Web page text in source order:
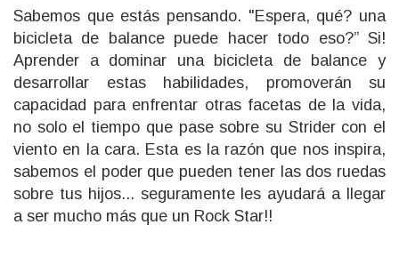
Sabemos que estás pensando. "Espera, qué? una
bicicleta de balance puede hacer todo eso?” Si!
Aprender a dominar una bicicleta de balance y
desarrollar estas habilidades, promoverán su
capacidad para enfrentar otras facetas de la vida,
no solo el tiempo que pase sobre su Strider con el
viento en la cara. Esta es la razón que nos inspira,
sabemos el poder que pueden tener las dos ruedas
sobre tus hijos... seguramente les ayudará a llegar
a ser mucho más que un Rock Star!!